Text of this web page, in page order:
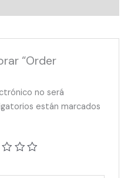
“Order
no será
están marcados